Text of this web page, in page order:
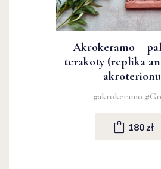
Akrokeramo –
terakoty (replika
#akrokeramo
180 zł